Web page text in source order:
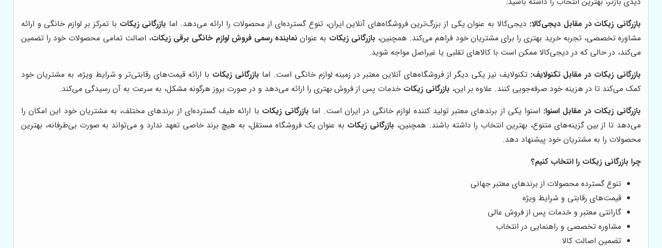
بازرگانی زیکات در مقابل دیجی‌کالا: دیجی‌کالا به عنوان یکی از بزرگ‌ترین فروشگاه‌های آنلاین ایران، تنوع گسترده‌ای از محصولات را ارائه می‌دهد. اما بازرگانی زیکات با تمرکز بر لوازم خانگی و ارائه
مشاوره تخصصی، تجربه خرید بهتری را برای مشتریان خود فراهم می‌کند. همچنین، بازرگانی زیکات به عنوان نماینده رسمی فروش لوازم خانگی برقی زیکات، اصالت تمامی محصولات خود را تضمین
می‌کند، در حالی که در دیجی‌کالا ممکن است با کالاهای تقلبی یا غیراصل مواجه شوید.
بازرگانی زیکات در مقابل تکنولایف: تکنولایف نیز یکی دیگر از فروشگاه‌های آنلاین معتبر در زمینه لوازم خانگی است. اما بازرگانی زیکات با ارائه قیمت‌های رقابتی‌تر و شرایط ویژه، به مشتریان خود
کمک می‌کند تا در هزینه خود صرفه‌جویی کنند. علاوه بر این، بازرگانی زیکات خدمات پس از فروش بهتری را ارائه می‌دهد و در صورت بروز هرگونه مشکل، به سرعت به آن رسیدگی می‌کند.
بازرگانی زیکات در مقابل اسنوا: اسنوا یکی از برندهای معتبر تولید کننده لوازم خانگی در ایران است. اما بازرگانی زیکات با ارائه طیف گسترده‌ای از برندهای مختلف، به مشتریان خود این امکان را
می‌دهد تا از بین گزینه‌های متنوع، بهترین انتخاب را داشته باشند. همچنین، بازرگانی زیکات به عنوان یک فروشگاه مستقل، به هیچ برند خاصی تعهد ندارد و می‌تواند به صورت بی‌طرفانه، بهترین
محصولات را به مشتریان خود پیشنهاد دهد.
چرا بازرگانی زیکات را انتخاب کنیم؟
تنوع گسترده محصولات از برندهای معتبر جهانی
قیمت‌های رقابتی و شرایط ویژه
گارانتی معتبر و خدمات پس از فروش عالی
مشاوره تخصصی و راهنمایی در انتخاب
تضمین اصالت کالا